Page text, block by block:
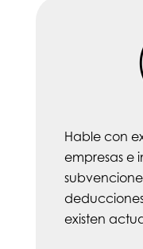
Hable con
empresas e
existen